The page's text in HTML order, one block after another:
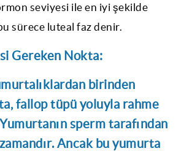
seviyesi ile en iyi şekilde
sürece luteal faz denir.
Gereken Nokta:
birinden
fallop tüpü yoluyla rahme
sperm tarafından
Ancak bu yumurta